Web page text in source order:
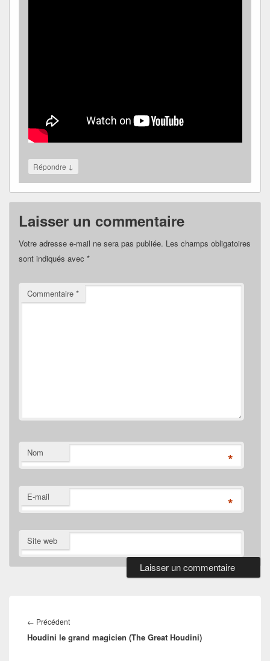
Répondre ↓
Laisser un commentaire
Votre adresse e-mail ne sera pas publiée. Les champs obligatoires
sont indiqués avec *
Commentaire *
Nom *
E-mail *
Site web
de
l’article
← PrécédentArticle
précédent :
Houdini le grand magicien (The Great Houdini)